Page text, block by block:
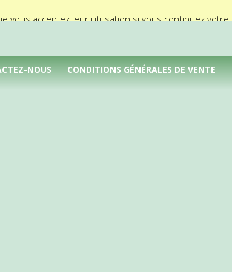
A propos de
NOUS CONDITIONS GÉNÉRALES DE VENTE
acceptez leur utilisation si vous continuez votre